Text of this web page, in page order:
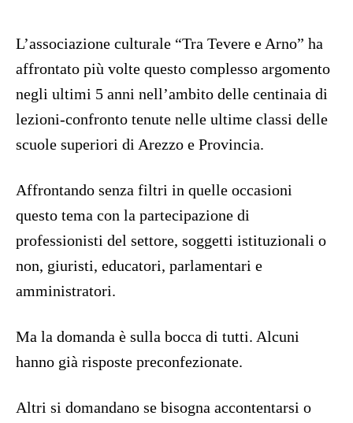
L’associazione culturale “Tra Tevere e Arno” ha
affrontato più volte questo complesso argomento
negli ultimi 5 anni nell’ambito delle centinaia di
lezioni-confronto tenute nelle ultime classi delle
scuole superiori di Arezzo e Provincia.
Affrontando senza filtri in quelle occasioni
questo tema con la partecipazione di
professionisti del settore, soggetti istituzionali o
non, giuristi, educatori, parlamentari e
amministratori.
Ma la domanda è sulla bocca di tutti. Alcuni
hanno già risposte preconfezionate.
Altri si domandano se bisogna accontentarsi o